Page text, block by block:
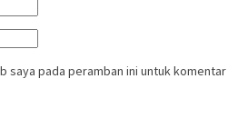
saya pada peramban ini untuk